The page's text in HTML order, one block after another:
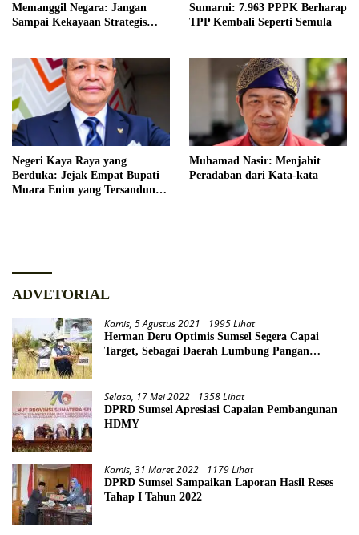
Memanggil Negara: Jangan
Sampai Kekayaan Strategis
Sumarni: 7.963 PPPK Berharap
TPP Kembali Seperti Semula
Negeri Kaya Raya yang
Berduka: Jejak Empat Bupati
Muara Enim yang Tersandung
Muhamad Nasir: Menjahit
Peradaban dari Kata-kata
ADVETORIAL
Kamis, 5 Agustus 2021 1995 Lihat
Herman Deru Optimis Sumsel Segera Capai
Target, Sebagai Daerah Lumbung Pangan
Selasa, 17 Mei 2022 1358 Lihat
DPRD Sumsel Apresiasi Capaian Pembangunan
HDMY
Kamis, 31 Maret 2022 1179 Lihat
DPRD Sumsel Sampaikan Laporan Hasil Reses
Tahap I Tahun 2022